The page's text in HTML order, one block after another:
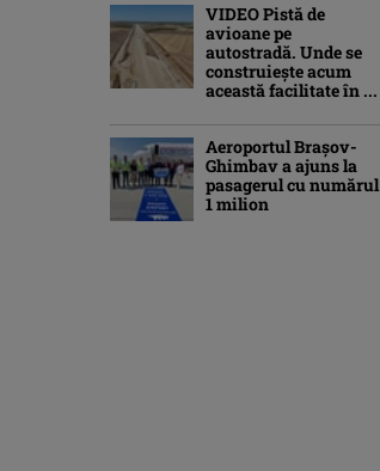
VIDEO Pistă de
avioane pe
autostradă. Unde se
construiește acum
această facilitate în ...
Aeroportul Brașov-
Ghimbav a ajuns la
pasagerul cu numărul
1 milion